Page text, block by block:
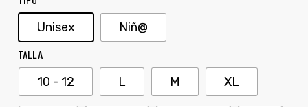
Unisex Niñ@
TALLA
10 - 12 L M XL